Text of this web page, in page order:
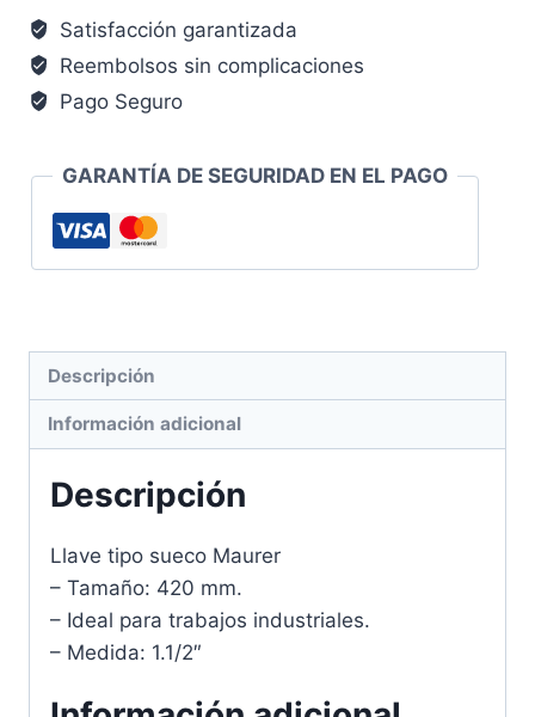
420
mm.
1
1/2"
Satisfacción garantizada
Reembolsos sin complicaciones
Pago Seguro
GARANTÍA DE SEGURIDAD EN EL PAGO
Descripción
Información adicional
Descripción
Llave tipo sueco Maurer
– Tamaño: 420 mm.
– Ideal para trabajos industriales.
– Medida: 1.1/2″